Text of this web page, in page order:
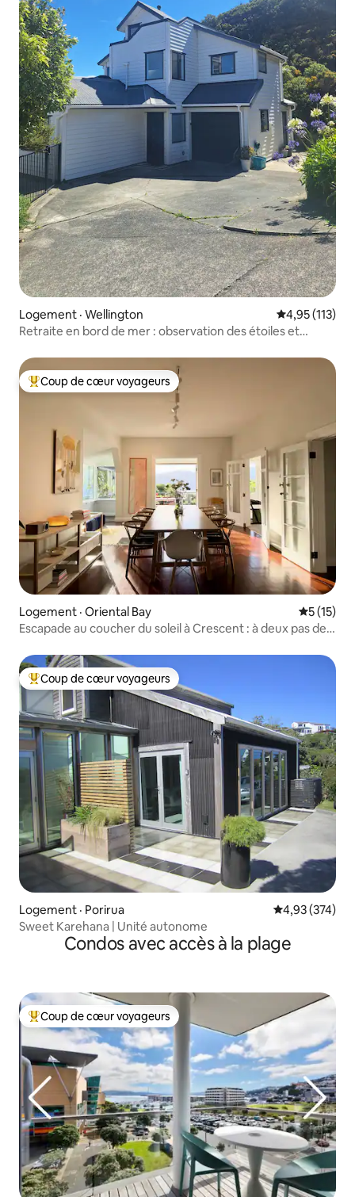
Logement · Wellington Note
4,95 (113)
Retraite en bord de mer : observation des étoiles et
Coup de cœur voyageurs parmi les plus aimés
Coup de cœur voyageurs
Logement · Oriental Bay Note
5 (15)
Escapade au coucher du soleil à Crescent : à deux pas de
Coup de cœur voyageurs parmi les plus aimés
Coup de cœur voyageurs
Logement · Porirua Note
4,93 (374)
Sweet Karehana | Unité autonome
Condos avec accès à la plage
Coup de cœur voyageurs parmi les plus aimés
Coup de cœur voyageurs